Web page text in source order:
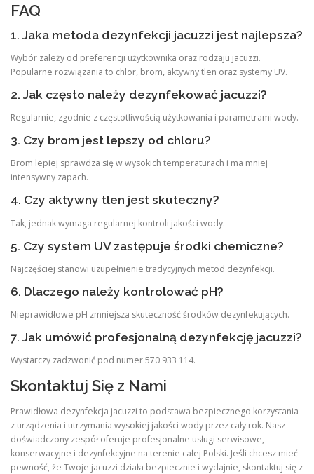
FAQ
1. Jaka metoda dezynfekcji jacuzzi jest najlepsza?
Wybór zależy od preferencji użytkownika oraz rodzaju jacuzzi.
Popularne rozwiązania to chlor, brom, aktywny tlen oraz systemy UV.
2. Jak często należy dezynfekować jacuzzi?
Regularnie, zgodnie z częstotliwością użytkowania i parametrami wody.
3. Czy brom jest lepszy od chloru?
Brom lepiej sprawdza się w wysokich temperaturach i ma mniej
intensywny zapach.
4. Czy aktywny tlen jest skuteczny?
Tak, jednak wymaga regularnej kontroli jakości wody.
5. Czy system UV zastępuje środki chemiczne?
Najczęściej stanowi uzupełnienie tradycyjnych metod dezynfekcji.
6. Dlaczego należy kontrolować pH?
Nieprawidłowe pH zmniejsza skuteczność środków dezynfekujących.
7. Jak umówić profesjonalną dezynfekcję jacuzzi?
Wystarczy zadzwonić pod numer 570 933 114.
Skontaktuj Się z Nami
Prawidłowa dezynfekcja jacuzzi to podstawa bezpiecznego korzystania
z urządzenia i utrzymania wysokiej jakości wody przez cały rok. Nasz
doświadczony zespół oferuje profesjonalne usługi serwisowe,
konserwacyjne i dezynfekcyjne na terenie całej Polski. Jeśli chcesz mieć
pewność, że Twoje jacuzzi działa bezpiecznie i wydajnie, skontaktuj się z